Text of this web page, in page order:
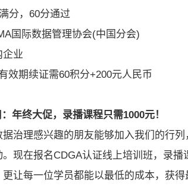
分，60分通过
国际数据管理协会(中国分会)
企业
效期续证需60积分+200元人民币
年终大促，录播课程只需1000元！
据治理感兴趣的朋友能够加入我们的行
现在报名CDGA认证线上培训班，录
让每一位学员都能以最低的成本，获得